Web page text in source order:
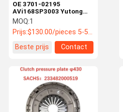
OE 3701-02195
AVi168SP3003 Yutong
Onderdelen
MOQ:1
Prijs:$130.00/pieces 5-50 pieces
Beste prijs
Contact